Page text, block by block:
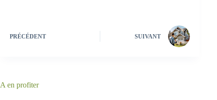
PRÉCÉDENT SUIVANT
A en profiter